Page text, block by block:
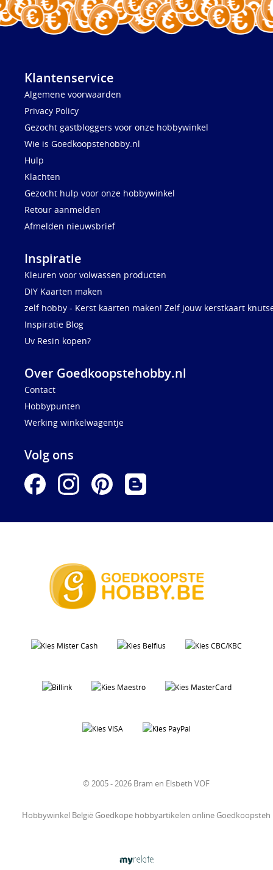
Klantenservice
Algemene voorwaarden
Privacy Policy
Gezocht gastbloggers voor onze hobbywinkel
Wie is Goedkoopstehobby.nl
Hulp
Klachten
Gezocht hulp voor onze hobbywinkel
Retour aanmelden
Afmelden nieuwsbrief
Inspiratie
Kleuren voor volwassen producten
DIY Kaarten maken
zelf hobby - Kerst kaarten maken! Zelf jouw kerstkaart
Inspiratie Blog
Uv Resin kopen?
Over Goedkoopstehobby.nl
Contact
Hobbypunten
Werking winkelwagentje
Volg ons
© 2005 - 2026 Bram en Elsbeth VOF
Hobbywinkel België Goedkope hobbyartikelen online Goedkoopsteh